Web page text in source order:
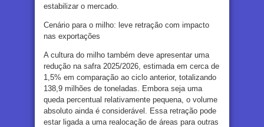
estabilizar o mercado.
Cenário para o milho: leve retração com impacto
nas exportações
A cultura do milho também deve apresentar uma
redução na safra 2025/2026, estimada em cerca de
1,5% em comparação ao ciclo anterior, totalizando
138,9 milhões de toneladas. Embora seja uma
queda percentual relativamente pequena, o volume
absoluto ainda é considerável. Essa retração pode
estar ligada a uma realocação de áreas para outras